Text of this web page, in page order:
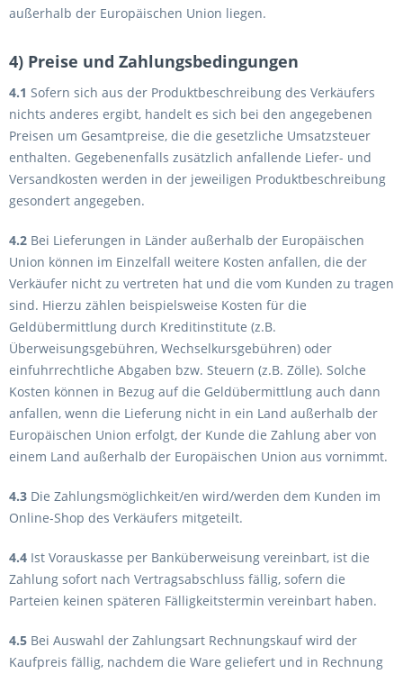
außerhalb der Europäischen Union liegen.
4) Preise und Zahlungsbedingungen
4.1 Sofern sich aus der Produktbeschreibung des Verkäufers
nichts anderes ergibt, handelt es sich bei den angegebenen
Preisen um Gesamtpreise, die die gesetzliche Umsatzsteuer
enthalten. Gegebenenfalls zusätzlich anfallende Liefer- und
Versandkosten werden in der jeweiligen Produktbeschreibung
gesondert angegeben.
4.2 Bei Lieferungen in Länder außerhalb der Europäischen
Union können im Einzelfall weitere Kosten anfallen, die der
Verkäufer nicht zu vertreten hat und die vom Kunden zu tragen
sind. Hierzu zählen beispielsweise Kosten für die
Geldübermittlung durch Kreditinstitute (z.B.
Überweisungsgebühren, Wechselkursgebühren) oder
einfuhrrechtliche Abgaben bzw. Steuern (z.B. Zölle). Solche
Kosten können in Bezug auf die Geldübermittlung auch dann
anfallen, wenn die Lieferung nicht in ein Land außerhalb der
Europäischen Union erfolgt, der Kunde die Zahlung aber von
einem Land außerhalb der Europäischen Union aus vornimmt.
4.3 Die Zahlungsmöglichkeit/en wird/werden dem Kunden im
Online-Shop des Verkäufers mitgeteilt.
4.4 Ist Vorauskasse per Banküberweisung vereinbart, ist die
Zahlung sofort nach Vertragsabschluss fällig, sofern die
Parteien keinen späteren Fälligkeitstermin vereinbart haben.
4.5 Bei Auswahl der Zahlungsart Rechnungskauf wird der
Kaufpreis fällig, nachdem die Ware geliefert und in Rechnung